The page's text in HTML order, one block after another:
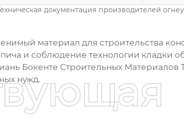
документация производителей
материал для строительства
и соблюдение технологии кладки
Бокенте Строительных Материалов
нужд.